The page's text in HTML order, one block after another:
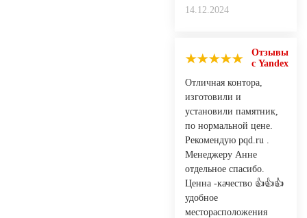
14.12.2024
Отзывы
с Yandex
Отличная контора,
изготовили и
установили памятник,
по нормальной цене.
Рекомендую pqd.ru .
Менеджеру Анне
отдельное спасибо.
Ценна -качество 👍👍👍
удобное
месторасположения